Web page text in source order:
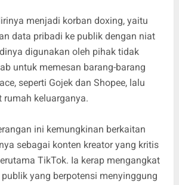
menjadi korban doxing, yaitu
data pribadi ke publik dengan niat
digunakan oleh pihak tidak
untuk memesan barang-barang
seperti Gojek dan Shopee, lalu
keluarganya.
ini kemungkinan berkaitan
sebagai konten kreator yang kritis
TikTok. Ia kerap mengangkat
yang berpotensi menyinggung